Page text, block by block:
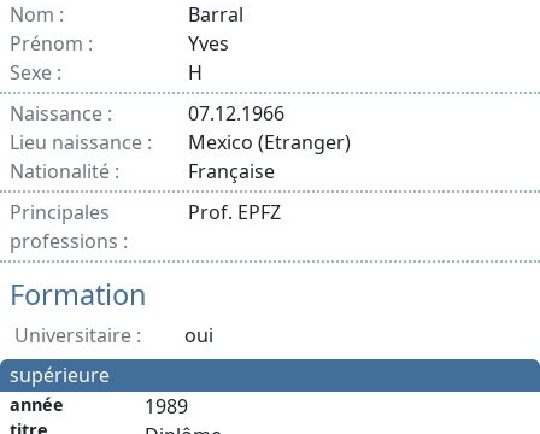
Nom :
Barral
Prénom :
Yves
Sexe :
H
Naissance :
07.12.1966
Lieu naissance :
Mexico (Etranger)
Nationalité :
Française
Principales
professions :
Prof. EPFZ
Formation
Universitaire :
oui
supérieure
année
1989